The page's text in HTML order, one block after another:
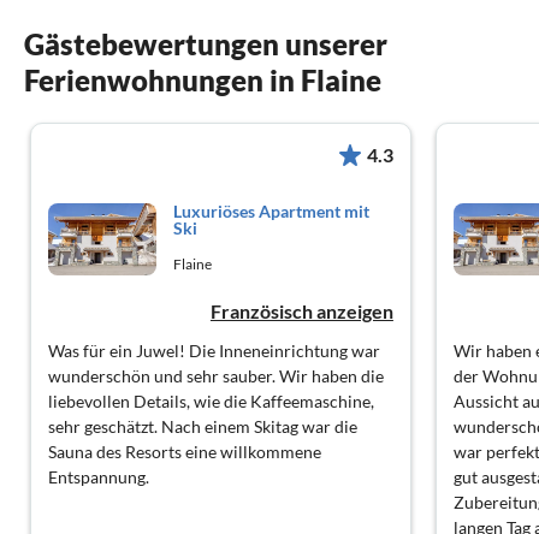
Gästebewertungen unserer
Ferienwohnungen in Flaine
4.3
Luxuriöses Apartment mit
Ski
Flaine
Französisch anzeigen
Was für ein Juwel! Die Inneneinrichtung war
wunderschön und sehr sauber. Wir haben die
liebevollen Details, wie die Kaffeemaschine,
sehr geschätzt. Nach einem Skitag war die
Sauna des Resorts eine willkommene
Entspannung.
Wir haben
der
Aussicht
war
gut
langen